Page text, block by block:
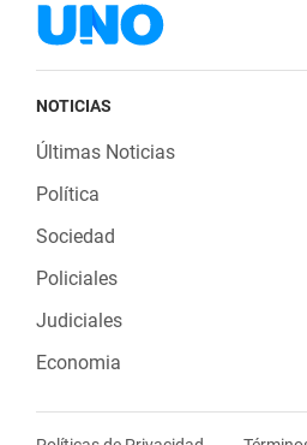
NOTICIAS
Últimas Noticias
Política
Sociedad
Policiales
Judiciales
Economia